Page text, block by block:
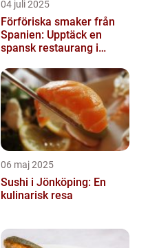
04 juli 2025
Förföriska smaker från
Spanien: Upptäck en
spansk restaurang i
06 maj 2025
Sushi i Jönköping: En
kulinarisk resa